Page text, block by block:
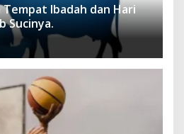
Ibadah dan Hari
Sucinya.